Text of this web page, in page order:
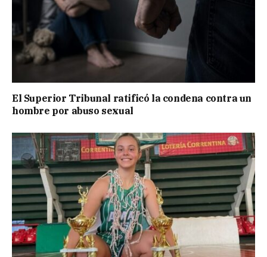
El Superior Tribunal ratificó la condena contra un
hombre por abuso sexual